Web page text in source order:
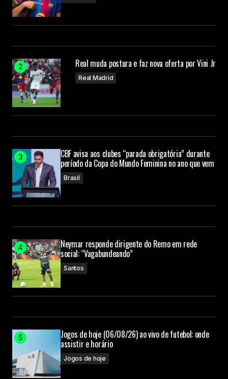
Real muda postura e faz nova oferta por Vini Jr
Real Madrid
CBF avisa aos clubes “parada obrigatória” durante
período da Copa do Mundo Feminina no ano que vem
Brasil
Neymar responde dirigente do Remo em rede
social: “Vagabundeando”
Santos
Jogos de hoje (06/08/26) ao vivo de futebol: onde
assistir e horário
Jogos de hoje